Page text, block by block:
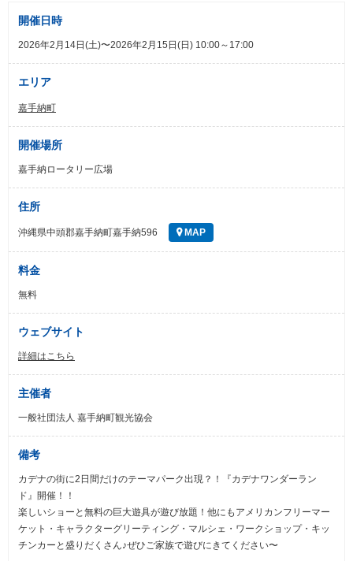
開催日時
2026年2月14日(土)〜2026年2月15日(日) 10:00～17:00
エリア
嘉手納町
開催場所
嘉手納ロータリー広場
住所
沖縄県中頭郡嘉手納町嘉手納596 MAP
料金
無料
ウェブサイト
詳細はこちら
主催者
一般社団法人 嘉手納町観光協会
備考
カデナの街に2日間だけのテーマパーク出現？！『カデナワンダーラン
ド』開催！！
楽しいショーと無料の巨大遊具が遊び放題！他にもアメリカンフリーマー
ケット・キャラクターグリーティング・マルシェ・ワークショップ・キッ
チンカーと盛りだくさん♪ぜひご家族で遊びにきてください〜